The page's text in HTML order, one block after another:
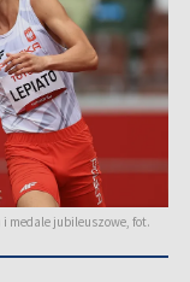
medale jubileuszowe, fot.